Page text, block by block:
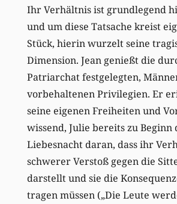
Ihr Verhältnis ist grundlegend
und um diese Tatsache kreist
Stück, hierin wurzelt seine
Dimension. Jean genießt die
Patriarchat festgelegten,
vorbehaltenen Privilegien. Er
seine eigenen Freiheiten und
wissend, Julie bereits zu Beginn
Liebesnacht daran, dass ihr
schwerer Verstoß gegen die
darstellt und sie die
tragen müssen („Die Leute